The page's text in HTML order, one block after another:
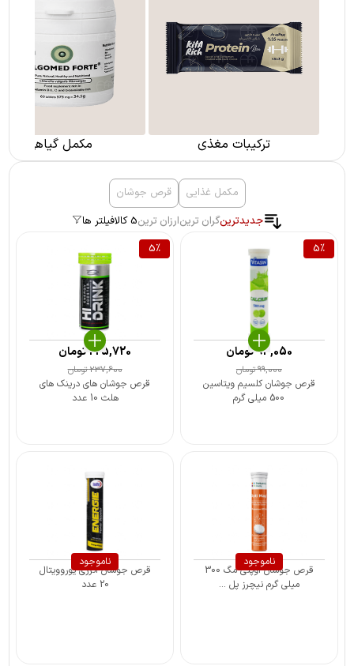
ترکیبات مغذی مکمل گیاهی
مکمل غذایی
قرص جوشان
جدیدترینگران ترینارزان ترین5 کالا
فیلتر ها
5%
قرص جوشان کلسیم ویتاسین
500 میلی گرم
99,000تومان
94,050تومان
5%
قرص جوشان های درینک های
هلث 10 عدد
237,600تومان
225,720تومان
ناموجود
قرص جوشان اوپتی مگ 300
میلی گرم نیچرز پل ...
ناموجود
قرص جوشان انرژی یوروویتال
20 عدد